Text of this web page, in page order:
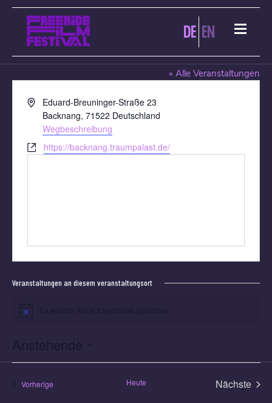
DE EN
TRAUMPALAST BACKNANG
« Alle Veranstaltungen
AdresseEduard-Breuninger-Straße 23
Backnang, 71522 Deutschland
Wegbeschreibung
Webseitehttps://backnang.traumpalast.de/
Veranstaltungen an diesem veranstaltungsort
HinweisEs wurden keine Ergebnisse gefunden.
Anstehende
Datum
VorherigeVeranstaltungen Heute
Nächste